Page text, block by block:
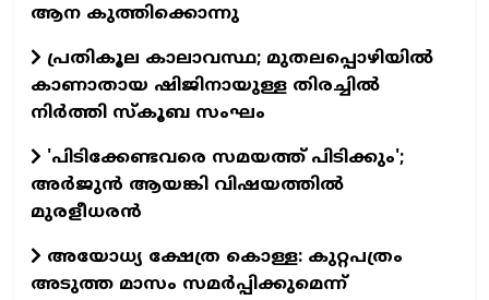
ആന കുത്തിക്കൊന്നു
പ്രതികൂല കാലാവസ്ഥ; മുതലപ്പൊഴിയില്‍
കാണാതായ ഷിജിനായുള്ള തിരച്ചില്‍
നിര്‍ത്തി സ്കൂബ സംഘം
'പിടിക്കേണ്ടവരെ സമയത്ത് പിടിക്കും';
അർജുൻ ആയങ്കി വിഷയത്തിൽ
മുരളീധരൻ
അയോധ‍്യ ക്ഷേത്ര കൊള്ള: കുറ്റപത്രം
അടുത്ത മാസം സമർപ്പിക്കുമെന്ന്